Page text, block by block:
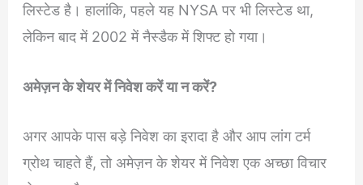
लिस्टेड है। हालांकि, पहले यह NYSA पर भी लिस्टेड था,
लेकिन बाद में 2002 में नैस्डैक में शिफ्ट हो गया।
अमेज़न के शेयर में निवेश करें या न करें?
अगर आपके पास बड़े निवेश का इरादा है और आप लांग टर्म
ग्रोथ चाहते हैं, तो अमेज़न के शेयर में निवेश एक अच्छा विचार